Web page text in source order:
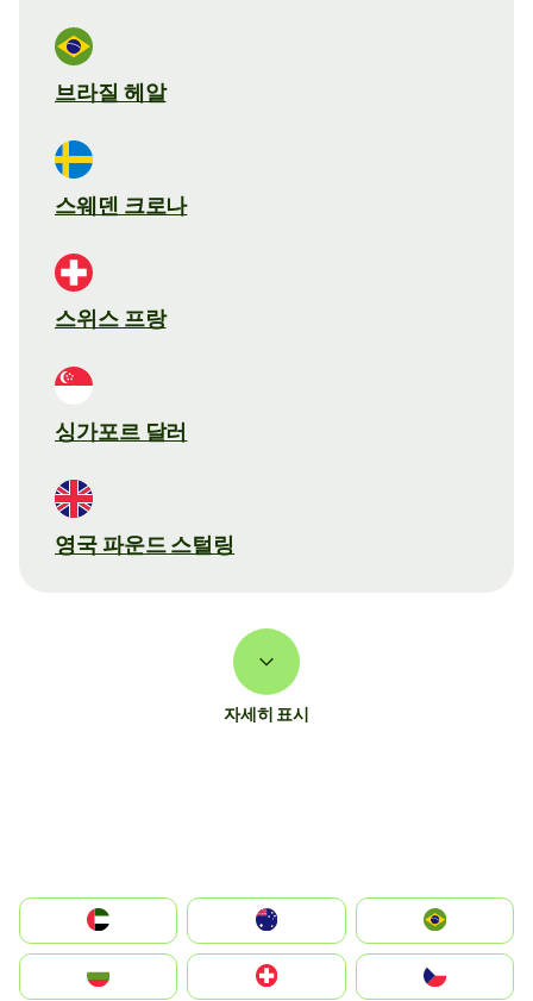
브라질 헤알
스웨덴 크로나
스위스 프랑
싱가포르 달러
영국 파운드 스털링
자세히 표시
الإمارات العربية المتحدة
Switzerland